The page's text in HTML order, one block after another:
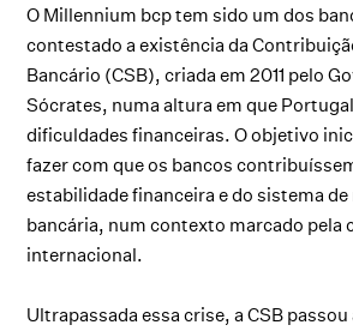
O Millennium bcp tem sido um dos
contestado a existência da
Bancário (CSB), criada em 2011 pelo
Sócrates, numa altura em que
dificuldades financeiras. O objetivo
fazer com que os bancos
estabilidade financeira e do sistema
bancária, num contexto marcado pela
internacional.
Ultrapassada essa crise, a CSB